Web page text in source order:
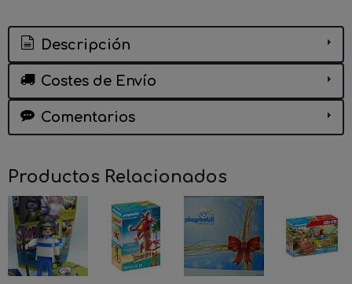
Descripción
Costes de Envío
Comentarios
Productos Relacionados